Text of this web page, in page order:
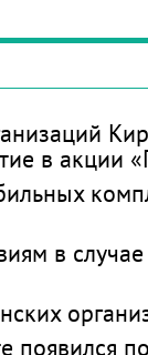
в акции
в
появился